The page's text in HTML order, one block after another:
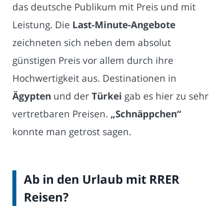
das deutsche Publikum mit Preis und mit
Leistung. Die Last-Minute-Angebote
zeichneten sich neben dem absolut
günstigen Preis vor allem durch ihre
Hochwertigkeit aus. Destinationen in
Ägypten und derTürkei gab es hier zu sehr
vertretbaren Preisen. „Schnäppchen“
konnte man getrost sagen.
Ab in den Urlaub mit RRER
Reisen?